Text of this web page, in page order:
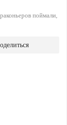
поймали